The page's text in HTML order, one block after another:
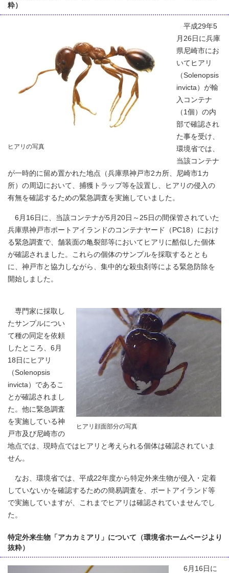
粋）
ヒアリの写真
平成29年5
月26日に兵庫
県尼崎市にお
いてヒアリ
（Solenopsis
invicta）が輸
入コンテナ
（1個）の内
部で確認され
た事を受け、
環境省では、
当該コンテナ
が一時的に留め置かれた地点（兵庫県神戸市2カ所、尼崎市1カ
所）の周辺において、捕獲トラップ等を設置し、ヒアリの侵入の
有無を確認するための緊急調査を実施していました。
6月16日に、当該コンテナが5月20日～25日の間保管されていた
兵庫県神戸市ポートアイランドのコンテナヤード（PC18）におけ
る緊急調査で、舗装面の亀裂部等においてヒアリに酷似した個体
が確認されました。これらの個体のサンプルを採取するととも
に、神戸市と協力しながら、集中的な殺虫剤等による緊急防除を
開始しました。
ヒアリ顔面部分の写真
専門家に採取し
たサンプルについ
て種の同定を依頼
したところ、6月
18日にヒアリ
（Solenopsis
invicta）であるこ
とが確認されまし
た。他に緊急調査
を実施している神
戸市及び尼崎市の
地点では、現時点ではヒアリと考えられる個体は確認されていま
せん。
なお、環境省では、平成22年度から特定外来生物が侵入・定着
していないかを確認するための簡易調査を、ポートアイランド等
で実施していますが、これまでヒアリは確認されていませんでし
た。
特定外来生物「アカカミアリ」について（環境省ホームページより
抜粋）
6月16日に